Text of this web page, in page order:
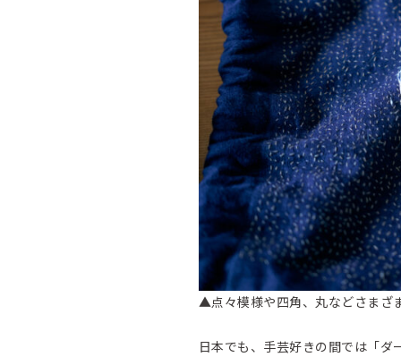
▲点々模様や四角、丸などさまざ
日本でも、手芸好きの間では「